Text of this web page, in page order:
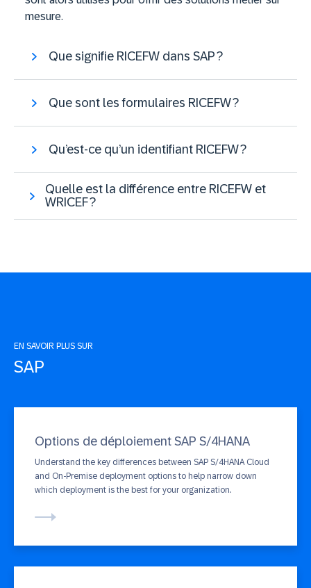
mesure.
Que signifie RICEFW dans SAP ?
Que sont les formulaires RICEFW ?
Qu’est-ce qu’un identifiant RICEFW ?
Quelle est la différence entre RICEFW et
WRICEF ?
EN SAVOIR PLUS SUR
SAP
Options de déploiement SAP S/4HANA
Understand the key differences between SAP S/4HANA Cloud
and On-Premise deployment options to help narrow down
which deployment is the best for your organization.